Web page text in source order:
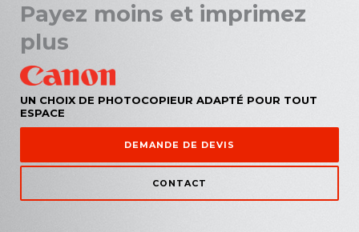
Payez moins et imprimez
plus
UN CHOIX DE PHOTOCOPIEUR ADAPTÉ POUR TOUT
ESPACE
DEMANDE DE DEVIS
CONTACT